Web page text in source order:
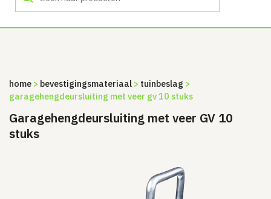
home > bevestigingsmateriaal > tuinbeslag >
garagehengdeursluiting met veer gv 10 stuks
Garagehengdeursluiting met veer GV 10
stuks